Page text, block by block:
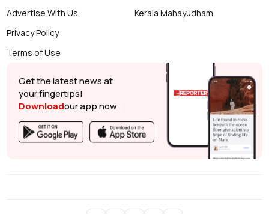
Advertise With Us
Privacy Policy
Terms of Use
Kerala Mahayudham
Get the latest news at
your fingertips!
Downloadour app now